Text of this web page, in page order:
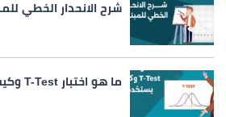
شرح الانحدار الخطي
ما هو اختبار T-Test وكيف يستخدم